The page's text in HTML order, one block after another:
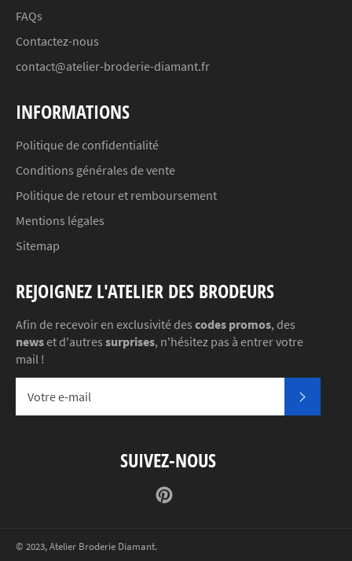
FAQs
Contactez-nous
contact@atelier-broderie-diamant.fr
INFORMATIONS
Politique de confidentialité
Conditions générales de vente
Politique de retour et remboursement
Mentions légales
Sitemap
REJOIGNEZ L'ATELIER DES BRODEURS
Afin de recevoir en exclusivité des codes promos, des
newset d'autres surprises, n'hésitez pas à entrer votre
mail !
SUIVEZ-NOUS
© 2023,Atelier Broderie Diamant.